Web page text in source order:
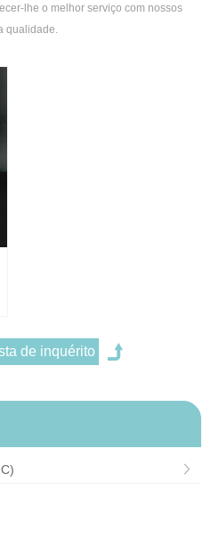
lhe o melhor serviço com nossos
qualidade.